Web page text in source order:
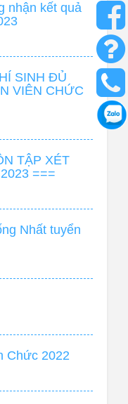
nhận kết quả
SINH ĐỦ
VIÊN CHỨC
TẬP XÉT
===
Nhất tuyển
Chức 2022